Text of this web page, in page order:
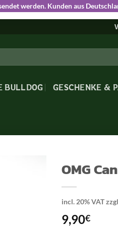
werden. Kunden aus
BULLDOG GESCHENKE &
OMG
incl. 20% VAT
9,90€